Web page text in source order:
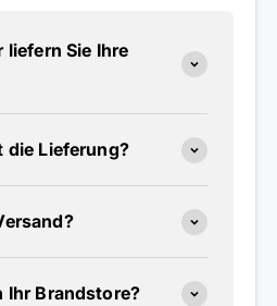
liefern Sie Ihre
die Lieferung?
Ihr Brandstore?